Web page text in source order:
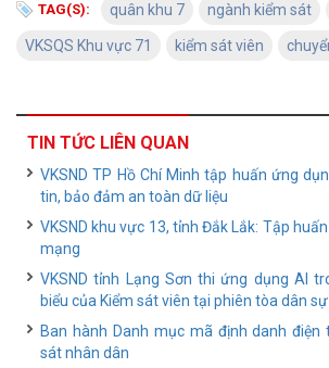
TAG(S): quân khu 7 ngành kiểm sát
VKSQS Khu vực 71 kiểm sát viên
TIN TỨC LIÊN QUAN
VKSND TP Hồ Chí Minh tập huấn ứng
tin, bảo đảm an toàn dữ liệu
VKSND khu vực 13, tỉnh Đắk Lắk: Tập
mạng
VKSND tỉnh Lạng Sơn thi ứng dụng AI
biểu của Kiểm sát viên tại phiên tòa dân sự
Ban hành Danh mục mã định danh điện
sát nhân dân